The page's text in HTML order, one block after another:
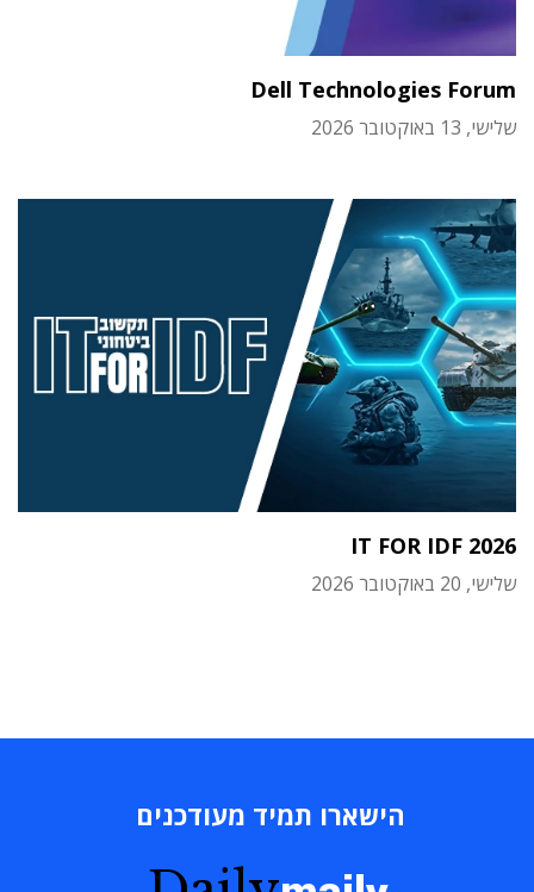
Dell Technologies Forum
שלישי, 13 באוקטובר 2026
IT FOR IDF 2026
שלישי, 20 באוקטובר 2026
הישארו תמיד מעודכנים